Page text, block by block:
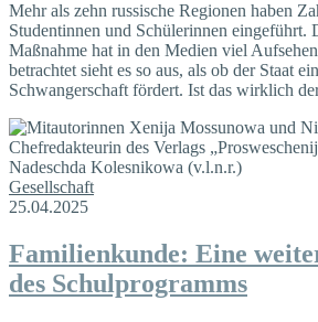
Mehr als zehn russische Regionen haben
Studentinnen und Schülerinnen eingeführt.
Maßnahme hat in den Medien viel
betrachtet sieht es so aus, als ob der Staat
Schwangerschaft fördert. Ist das wirklich
Gesellschaft
25.04.2025
Familienkunde: Eine
des Schulprogramms